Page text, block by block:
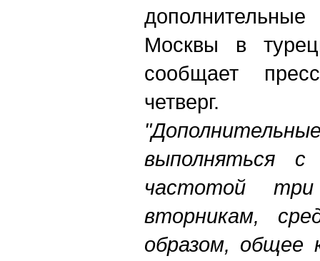
Москвы в
сообщает
четверг.
частотой
вторникам,
образом, общее